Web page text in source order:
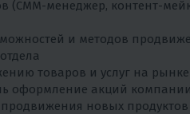
(СММ-менеджер, контент-
и методов
товаров и услуг на рынке
оформление акций
новых продуктов